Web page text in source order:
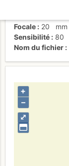
Focale
20
mm
Sensibilité
80
Nom du fichier
⤢
+
–